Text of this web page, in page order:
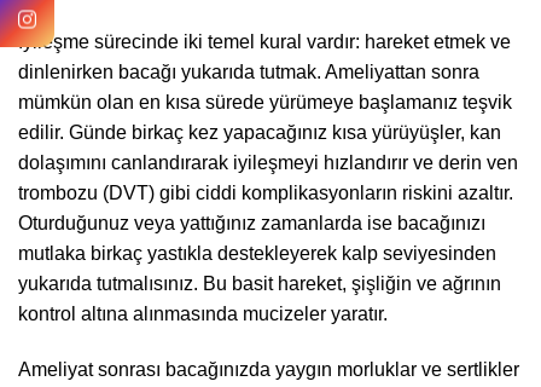
İyileşme sürecinde iki temel kural vardır: hareket etmek ve
dinlenirken bacağı yukarıda tutmak. Ameliyattan sonra
mümkün olan en kısa sürede yürümeye başlamanız teşvik
edilir. Günde birkaç kez yapacağınız kısa yürüyüşler, kan
dolaşımını canlandırarak iyileşmeyi hızlandırır ve derin ven
trombozu (DVT) gibi ciddi komplikasyonların riskini azaltır.
Oturduğunuz veya yattığınız zamanlarda ise bacağınızı
mutlaka birkaç yastıkla destekleyerek kalp seviyesinden
yukarıda tutmalısınız. Bu basit hareket, şişliğin ve ağrının
kontrol altına alınmasında mucizeler yaratır.
Ameliyat sonrası bacağınızda yaygın morluklar ve sertlikler